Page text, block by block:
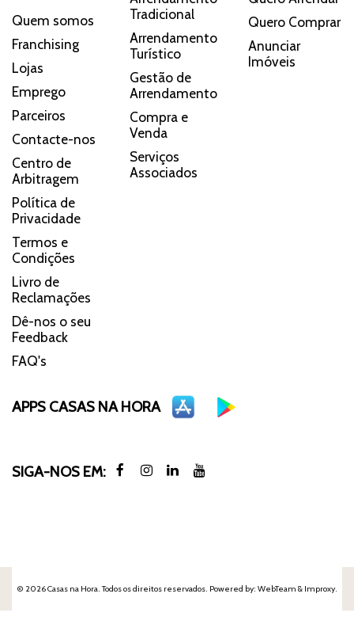
Quem somos
Franchising
Lojas
Emprego
Parceiros
Contacte-nos
Centro de
Arbitragem
Política de
Privacidade
Termos e
Condições
Livro de
Reclamações
Dê-nos o seu
Feedback
FAQ's
Tradicional
Arrendamento
Turístico
Gestão de
Arrendamento
Compra e
Venda
Serviços
Associados
Quero Comprar
Anunciar
Imóveis
APPS CASAS NA HORA
SIGA-NOS EM:
© 2026 Casas na Hora. Todos os direitos reservados. Powered by: WebTeam & Improxy.